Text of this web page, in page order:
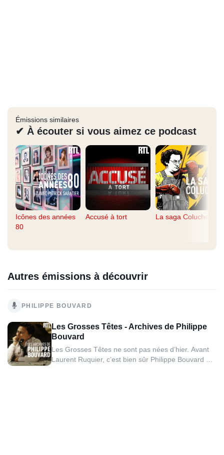
Émissions similaires
✔ À écouter si vous aimez ce podcast
Icônes des années
80
Accusé à tort La saga Coluche
Autres émissions à découvrir
PHILIPPE BOUVARD
Les Grosses Têtes - Archives de Philippe
Bouvard
Les Grosses Têtes ne sont pas nées d’hier. Avant
Laurent Ruquier, c’est bien sûr Philippe Bouvard qui